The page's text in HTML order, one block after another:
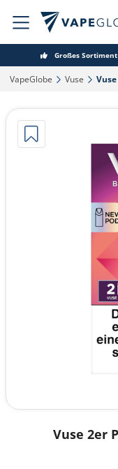
Großes Sortiment
VapeGlobe‎ Vuse‎
Vuse 2er